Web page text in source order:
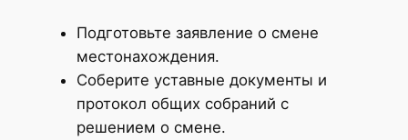
Подготовьте заявление о смене
местонахождения.
Соберите уставные документы и
протокол общих собраний с
решением о смене.